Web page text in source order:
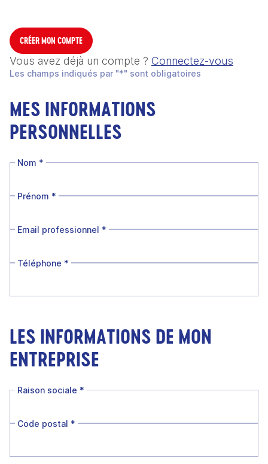
CRÉER MON COMPTE
Vous avez déjà un compte ? Connectez-vous
Les champs indiqués par "*" sont obligatoires
MES INFORMATIONS
PERSONNELLES
Nom *
Prénom *
Email professionnel *
Téléphone *
LES INFORMATIONS DE MON
ENTREPRISE
Raison sociale *
Code postal *